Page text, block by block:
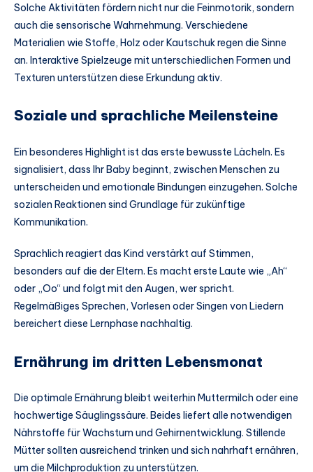
Solche Aktivitäten fördern nicht nur die Feinmotorik, sondern
auch die sensorische Wahrnehmung. Verschiedene
Materialien wie Stoffe, Holz oder Kautschuk regen die Sinne
an. Interaktive Spielzeuge mit unterschiedlichen Formen und
Texturen unterstützen diese Erkundung aktiv.
Soziale und sprachliche Meilensteine
Ein besonderes Highlight ist das erste bewusste Lächeln. Es
signalisiert, dass Ihr Baby beginnt, zwischen Menschen zu
unterscheiden und emotionale Bindungen einzugehen. Solche
sozialen Reaktionen sind Grundlage für zukünftige
Kommunikation.
Sprachlich reagiert das Kind verstärkt auf Stimmen,
besonders auf die der Eltern. Es macht erste Laute wie „Ah“
oder „Oo“ und folgt mit den Augen, wer spricht.
Regelmäßiges Sprechen, Vorlesen oder Singen von Liedern
bereichert diese Lernphase nachhaltig.
Ernährung im dritten Lebensmonat
Die optimale Ernährung bleibt weiterhin Muttermilch oder eine
hochwertige Säuglingssäure. Beides liefert alle notwendigen
Nährstoffe für Wachstum und Gehirnentwicklung. Stillende
Mütter sollten ausreichend trinken und sich nahrhaft ernähren,
um die Milchproduktion zu unterstützen.